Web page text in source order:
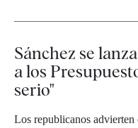
Sánchez se
a los
serio"
Los republicanos advierten